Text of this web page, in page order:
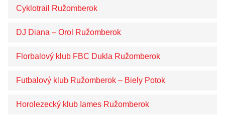
Športoviská
Ružomberok
Životné prostredie
Útulok Ružomberok
Cyklotrail Ružomberok
DJ Diana – Orol Ružomberok
Florbalový klub FBC Dukla Ružomberok
Futbalový klub Ružomberok – Biely Potok
Horolezecký klub Iames Ružomberok